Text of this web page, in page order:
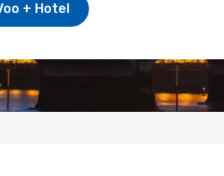
+ Hotel